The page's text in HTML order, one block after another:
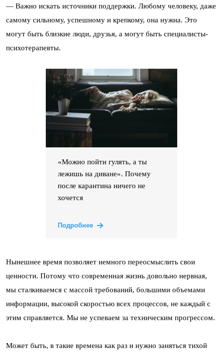
— Важно искать источники поддержки. Любому человеку, даже
самому сильному, успешному и крепкому, она нужна. Это
могут быть близкие люди, друзья, а могут быть специалисты-
психотерапевты.
«Можно пойти гулять, а ты
лежишь на диване». Почему
после карантина ничего не
хочется
Подробнее
Нынешнее время позволяет немного переосмыслить свои
ценности. Потому что современная жизнь довольно нервная,
мы сталкиваемся с массой требований, большими объемами
информации, высокой скоростью всех процессов, не каждый с
этим справляется. Мы не успеваем за техническим прогрессом.
Может быть, в такие времена как раз и нужно заняться тихой